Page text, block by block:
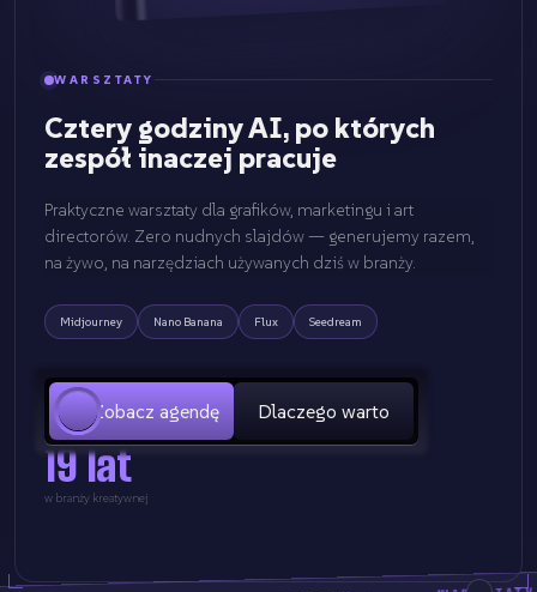
WARSZTATY
Cztery godziny AI, po których
zespół inaczej pracuje
Praktyczne warsztaty dla grafików, marketingu i art
directorów. Zero nudnych slajdów — generujemy razem,
na żywo, na narzędziach używanych dziś w branży.
Midjourney Nano Banana Flux Seedream
Zobacz agendę Dlaczego warto
19 lat
w branży kreatywnej